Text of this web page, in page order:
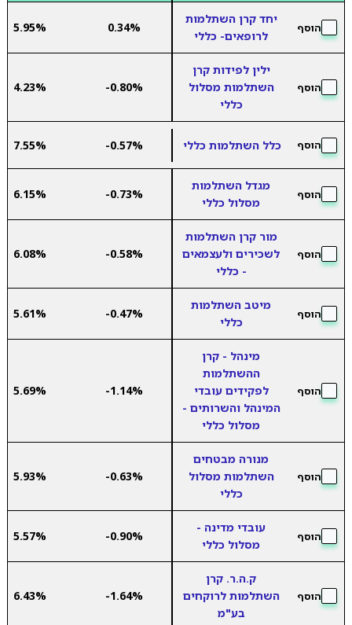
הוסף
יחד קרן השתלמות
לרופאים- כללי
0.34%
5.95%
הוסף
ילין לפידות קרן
השתלמות מסלול
כללי
-0.80%
4.23%
הוסף כלל השתלמות כללי -0.57%
7.55%
הוסף
מגדל השתלמות
מסלול כללי
-0.73%
6.15%
הוסף
מור קרן השתלמות
לשכירים ולעצמאים
- כללי
-0.58%
6.08%
הוסף
מיטב השתלמות
כללי
-0.47%
5.61%
הוסף
מינהל - קרן
ההשתלמות
לפקידים עובדי
המינהל והשרותים -
מסלול כללי
-1.14%
5.69%
הוסף
מנורה מבטחים
השתלמות מסלול
כללי
-0.63%
5.93%
הוסף
עובדי מדינה -
מסלול כללי
-0.90%
5.57%
הוסף
ק.ה.ר. קרן
השתלמות לרוקחים
בע"מ
-1.64%
6.43%